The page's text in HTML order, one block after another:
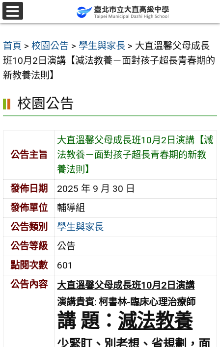
跳
至
要
內
容
首頁 > 校園公告 > 學生與家長 > 大直溫馨父母成長
班10月2日演講【減法教養－面對孩子超長青春期的
新教養法則】
校園公告
公告主旨
大直溫馨父母成長班10月2日演講【減
法教養－面對孩子超長青春期的新教
養法則】
發佈日期
2025 年 9 月 30 日
發佈單位
輔導組
公告類別
學生與家長
公告等級
公告
點閱次數
601
公告內容
大直溫馨父母成長班10月2日演講
演講貴賓:柯書林-臨床心理治療師
講 題： 減法教養
少緊盯、別老想、省規劃，面
選
單